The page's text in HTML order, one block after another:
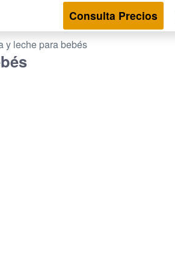
Consulta Precios
y leche para bebés